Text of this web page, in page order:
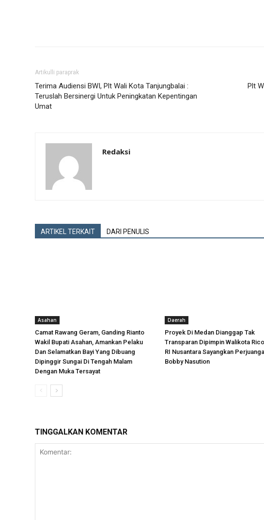
Artikulli paraprak
Terima Audiensi BWI, Plt Wali Kota Tanjungbalai :
Teruslah Bersinergi Untuk Peningkatan Kepentingan
Umat
Plt
Redaksi
ARTIKEL TERKAIT DARI PENULIS
Asahan
Camat Rawang Geram, Ganding Rianto
Wakil Bupati Asahan, Amankan Pelaku
Dan Selamatkan Bayi Yang Dibuang
Dipinggir Sungai Di Tengah Malam
Dengan Muka Tersayat
Daerah
Proyek Di Medan Dianggap Tak
Transparan Dipimpin Walikota
RI Nusantara Sayangkan
Bobby Nasution
TINGGALKAN KOMENTAR